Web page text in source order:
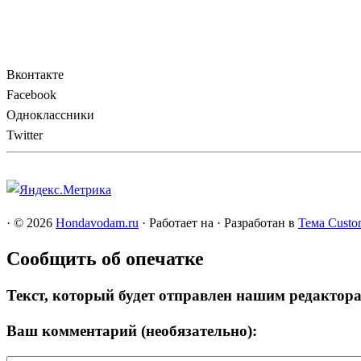
Вконтакте
Facebook
Одноклассники
Twitter
· © 2026 Hondavodam.ru · Работает на · Разработан в Тема
Сообщить об опечатке
Текст, который будет отправлен нашим
Ваш комментарий (необязательно):